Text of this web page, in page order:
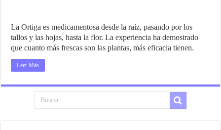
La Ortiga es medicamentosa desde la raíz, pasando por los
tallos y las hojas, hasta la flor. La experiencia ha demostrado
que cuanto más frescas son las plantas, más eficacia tienen.
Leer Más